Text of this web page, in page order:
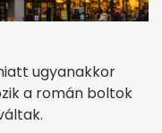
ugyanakkor
a román boltok